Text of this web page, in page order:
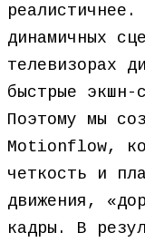
динамичных
телевизорах
быстрые экшн-
Поэтому мы
Motionflow,
четкость и
движения,
кадры. В